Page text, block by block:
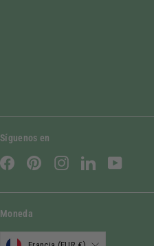
Síguenos en
FacebookPinterestInstagramLinkedIn
Moneda